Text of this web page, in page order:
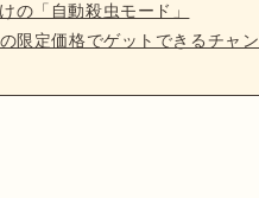
の「自動殺虫モード」
限定価格でゲットできるチャ